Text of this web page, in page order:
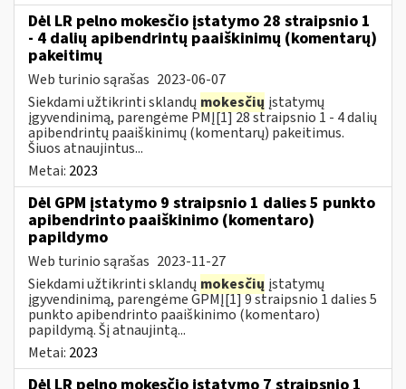
Dėl LR pelno mokesčio įstatymo 28 straipsnio 1
- 4 dalių apibendrintų paaiškinimų (komentarų)
pakeitimų
Web turinio sąrašas 2023-06-07
Siekdami užtikrinti sklandų mokesčių įstatymų
įgyvendinimą, parengėme PMĮ[1] 28 straipsnio 1 - 4 dalių
apibendrintų paaiškinimų (komentarų) pakeitimus.
Šiuos atnaujintus...
Metai: 2023
Dėl GPM įstatymo 9 straipsnio 1 dalies 5 punkto
apibendrinto paaiškinimo (komentaro)
papildymo
Web turinio sąrašas 2023-11-27
Siekdami užtikrinti sklandų mokesčių įstatymų
įgyvendinimą, parengėme GPMĮ[1] 9 straipsnio 1 dalies 5
punkto apibendrinto paaiškinimo (komentaro)
papildymą. Šį atnaujintą...
Metai: 2023
Dėl LR pelno mokesčio įstatymo 7 straipsnio 1